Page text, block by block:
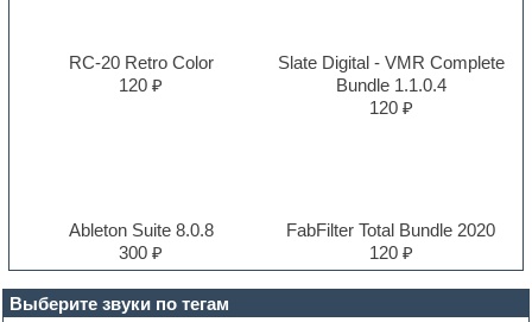
Выберите звуки по тегам
RC-20 Retro Color
120 ₽
Slate Digital - VMR Complete
Bundle 1.1.0.4
120 ₽
Ableton Suite 8.0.8
300 ₽
FabFilter Total Bundle 2020
120 ₽